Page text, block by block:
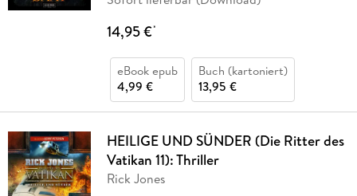
14,95 €*
eBook epub
4,99 €
Buch (kartoniert)
13,95 €
HEILIGE UND SÜNDER (Die Ritter des
Vatikan 11): Thriller
Rick Jones